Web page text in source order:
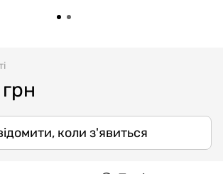
коли з'явиться